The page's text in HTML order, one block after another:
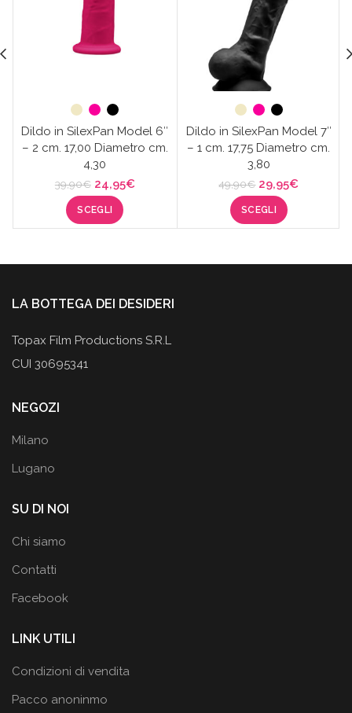
Dildo in SilexPan Model 6″
– 2 cm. 17,00 Diametro cm.
4,30
39,90€ Il
prezzo
originale
era:
24,95€Il
è:
SCEGLI
Dildo in SilexPan Model 7″
– 1 cm. 17,75 Diametro cm.
3,80
49,90€ Il
prezzo
originale
era:
29,95€Il
è:
SCEGLI
LA BOTTEGA DEI DESIDERI
Topax Film Productions S.R.L
CUI 30695341
NEGOZI
Milano
Lugano
SU DI NOI
Chi siamo
Contatti
Facebook
LINK UTILI
Condizioni di vendita
Pacco anoninmo